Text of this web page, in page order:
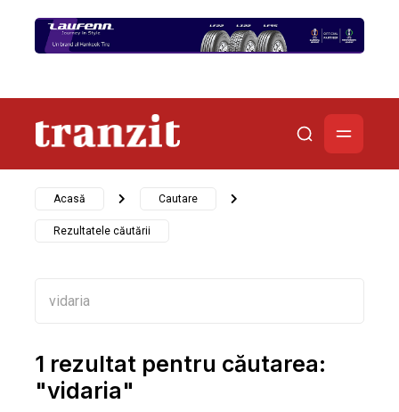
Acasă Cautare
Rezultatele căutării
1 rezultat pentru căutarea:
"vidaria"